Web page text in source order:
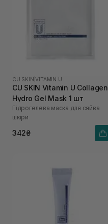
CU SKIN |VITAMIN U
CU SKIN Vitamin U Collagen
Hydro Gel Mask 1 шт
Гідрогелева маска для сяйва
шкіри
342₴